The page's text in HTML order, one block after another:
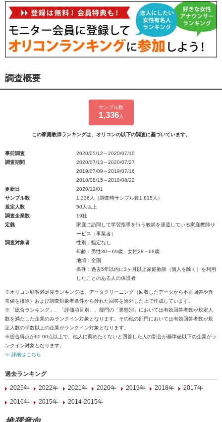
調査概要
サンプル数
1,336人
この家庭教師ランキングは、オリコンの以下の調査に基づいています。
事前調査
2020/05/12～2020/07/10
調査期間
2020/07/13～2020/07/27
2019/07/09～2019/07/16
2018/08/15～2018/08/22
更新日
2020/12/01
サンプル数
1,336人（調査時サンプル数1,815人）
規定人数
50人以上
調査企業数
19社
定義
家庭に訪問して学習指導を行う教師を派遣している家庭教師サ
ービス（事業者）
調査対象者
性別：指定なし
年齢：男性30～69歳、女性28～69歳
地域：全国
条件：過去5年以内に3ヶ月以上家庭教師（個人を除く）を利用
したことのある人の保護者
※オリコン顧客満足度ランキングは、データクリーニング（回収したデータから不正回答や異
常値を排除）および調査対象者条件から外れた回答を除外した上で作成しています。
※「総合ランキング」、「評価項目別」、部門の「業態別」においては有効回答者数が規定人
数を満たした企業のみランクイン対象となります。その他の部門においては有効回答者数が規
定人数の半数以上の企業がランクイン対象となります。
※総合得点が60.00点以上で、他人に薦めたくないと回答した人の割合が基準値以下の企業がラ
ンクイン対象となります。
≫ 詳細はこちら
過去ランキング
2025年
2022年 2021年 2020年 2019年 2018年
2017年
2016年
2015年 2014-2015年